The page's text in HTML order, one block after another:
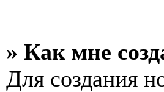
» Как мне
Для создания